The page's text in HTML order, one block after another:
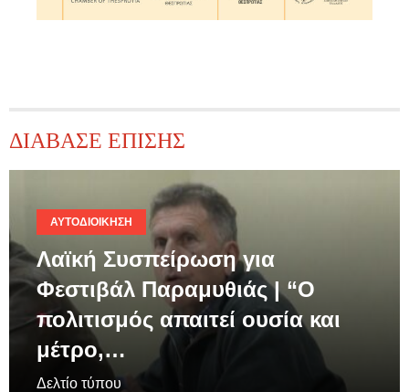
ΔΙΑΒΑΣΕ ΕΠΙΣΗΣ
ΑΥΤΟΔΙΟΊΚΗΣΗ
Λαϊκή Συσπείρωση για
Φεστιβάλ Παραμυθιάς | “Ο
πολιτισμός απαιτεί ουσία και
μέτρο,…
Δελτίο τύπου